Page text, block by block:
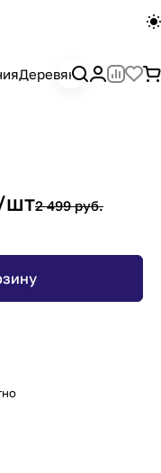
Деревянный
шт2 499 руб.